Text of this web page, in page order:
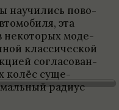
научи­лись пово­
эта
неко­то­рых моде­
клас­си­че­ской
согла­со­ван­
колёс суще­
радиус